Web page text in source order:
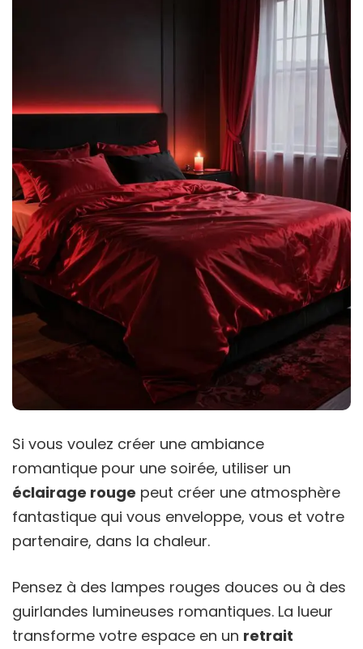
Si vous voulez créer une ambiance
romantique pour une soirée, utiliser un
éclairage rouge peut créer une atmosphère
fantastique qui vous enveloppe, vous et votre
partenaire, dans la chaleur.
Pensez à des lampes rouges douces ou à des
guirlandes lumineuses romantiques. La lueur
transforme votre espace en un retrait